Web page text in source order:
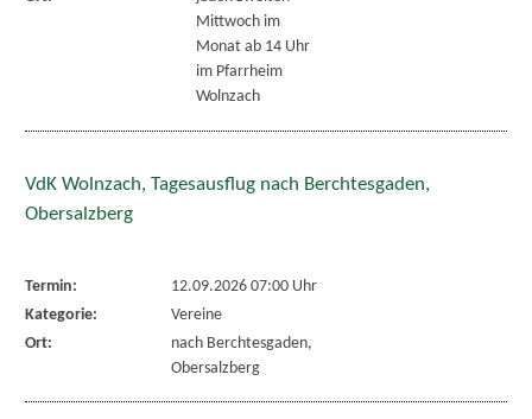
Mittwoch im
Monat ab 14 Uhr
im Pfarrheim
Wolnzach
VdK Wolnzach, Tagesausflug nach Berchtesgaden,
Obersalzberg
Termin:
12.09.2026 07:00 Uhr
Kategorie:
Vereine
Ort:
nach Berchtesgaden,
Obersalzberg